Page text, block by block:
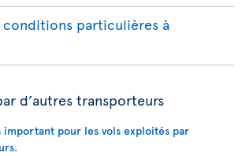
particulières à
d’autres transporteurs
important pour les vols exploités par
.